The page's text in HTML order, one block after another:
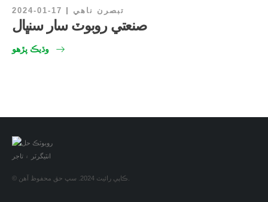
2024-01-17 تبصرن ناهي
صنعتي روبوٽ سار سنڀال
وڌيڪ پڙهو